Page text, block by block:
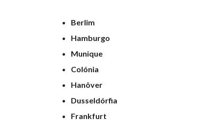
Berlim
Hamburgo
Munique
Colónia
Hanôver
Dusseldórfia
Frankfurt